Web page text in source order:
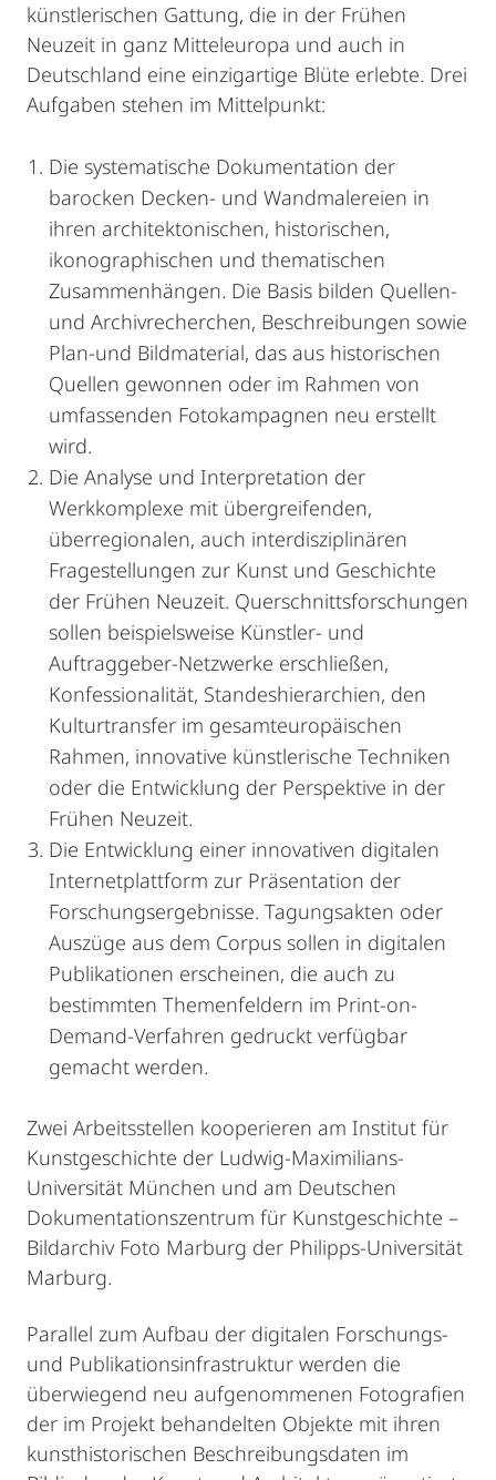
künstlerischen Gattung, die in der Frühen
Neuzeit in ganz Mitteleuropa und auch in
Deutschland eine einzigartige Blüte erlebte. Drei
Aufgaben stehen im Mittelpunkt:
Die systematische Dokumentation der
barocken Decken- und Wandmalereien in
ihren architektonischen, historischen,
ikonographischen und thematischen
Zusammenhängen. Die Basis bilden Quellen-
und Archivrecherchen, Beschreibungen sowie
Plan-und Bildmaterial, das aus historischen
Quellen gewonnen oder im Rahmen von
umfassenden Fotokampagnen neu erstellt
wird.
Die Analyse und Interpretation der
Werkkomplexe mit übergreifenden,
überregionalen, auch interdisziplinären
Fragestellungen zur Kunst und Geschichte
der Frühen Neuzeit. Querschnittsforschungen
sollen beispielsweise Künstler- und
Auftraggeber-Netzwerke erschließen,
Konfessionalität, Standeshierarchien, den
Kulturtransfer im gesamteuropäischen
Rahmen, innovative künstlerische Techniken
oder die Entwicklung der Perspektive in der
Frühen Neuzeit.
Die Entwicklung einer innovativen digitalen
Internetplattform zur Präsentation der
Forschungsergebnisse. Tagungsakten oder
Auszüge aus dem Corpus sollen in digitalen
Publikationen erscheinen, die auch zu
bestimmten Themenfeldern im Print-on-
Demand-Verfahren gedruckt verfügbar
gemacht werden.
Zwei Arbeitsstellen kooperieren am Institut für
Kunstgeschichte der Ludwig-Maximilians-
Universität München und am Deutschen
Dokumentationszentrum für Kunstgeschichte –
Bildarchiv Foto Marburg der Philipps-Universität
Marburg.
Parallel zum Aufbau der digitalen Forschungs-
und Publikationsinfrastruktur werden die
überwiegend neu aufgenommenen Fotografien
der im Projekt behandelten Objekte mit ihren
kunsthistorischen Beschreibungsdaten im